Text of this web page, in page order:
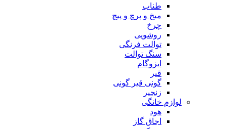
طناب
میخ و پرچ و پیچ
چرخ
روشویی
توالت فرنگی
سنگ توالت
ایزوگام
قیر
گونی قیر گونی
زنجیر
لوازم خانگی
هود
اجاق گاز